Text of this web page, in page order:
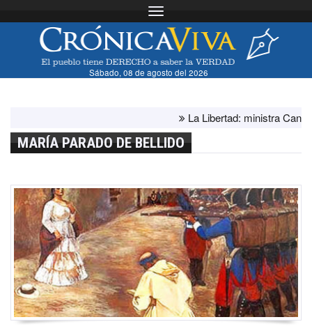
Toggle navigation
Sábado, 08 de agosto del 2026
La Libertad: ministra
MARÍA PARADO DE BELLIDO